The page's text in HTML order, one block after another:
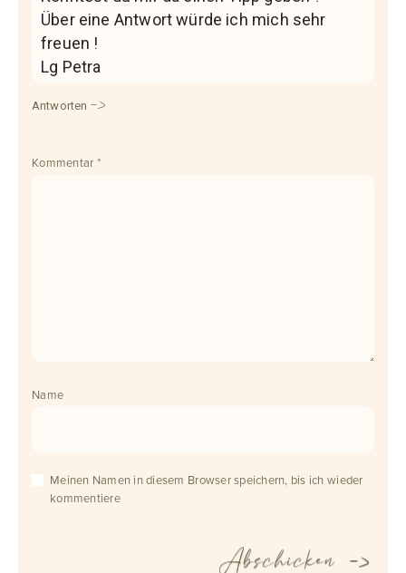
Über eine Antwort würde ich mich sehr
freuen !
Lg Petra
Antworten
Kommentar *
Name
Meinen Namen in diesem Browser speichern, bis ich wieder
kommentiere